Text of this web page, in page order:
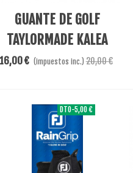
Ver Más
GUANTE DE GOLF
TAYLORMADE KALEA
16,00 € (impuestos inc.) 20,00 €
DTO-5,00 €